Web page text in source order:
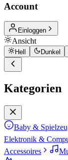
Account
Einloggen
Ansicht
Hell Dunkel
Kategorien
Baby &
Elektronik &
Accessoires